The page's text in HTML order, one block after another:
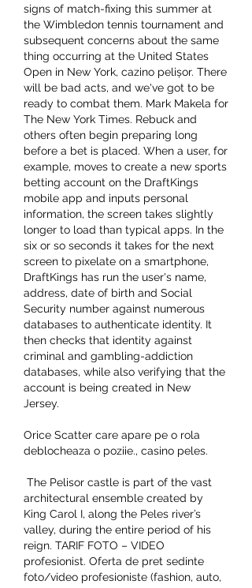
signs of match-fixing this summer at
the Wimbledon tennis tournament and
subsequent concerns about the same
thing occurring at the United States
Open in New York, cazino pelișor. There
will be bad acts, and we've got to be
ready to combat them. Mark Makela for
The New York Times. Rebuck and
others often begin preparing long
before a bet is placed. When a user, for
example, moves to create a new sports
betting account on the DraftKings
mobile app and inputs personal
information, the screen takes slightly
longer to load than typical apps. In the
six or so seconds it takes for the next
screen to pixelate on a smartphone,
DraftKings has run the user's name,
address, date of birth and Social
Security number against numerous
databases to authenticate identity. It
then checks that identity against
criminal and gambling-addiction
databases, while also verifying that the
account is being created in New
Jersey.
Orice Scatter care apare pe o rola
deblocheaza o poziie., casino peles.
architectural ensemble created by
King Carol I, along the Peles river’s
valley, during the entire period of his
reign. TARIF FOTO – VIDEO
profesionist. Oferta de pret sedinte
foto/video profesioniste (fashion, auto,